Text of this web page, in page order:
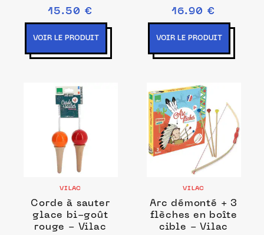
Calls
15.50 €
VOIR LE PRODUIT
16.90 €
VOIR LE PRODUIT
VILAC
Corde à sauter
glace bi-goût
rouge - Vilac
VILAC
Arc démonté + 3
flèches en boîte
cible - Vilac